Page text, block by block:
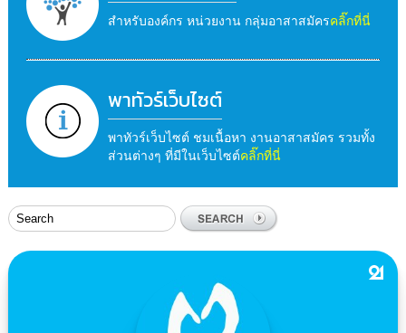
สำหรับองค์กร หน่วยงาน กลุ่มอาสาสมัครคลิ๊กที่นี่
พาทัวร์เว็บไซต์
พาทัวร์เว็บไซต์ ชมเนื้อหา งานอาสาสมัคร รวมทั้ง
ส่วนต่างๆ ที่มีในเว็บไซต์คลิ๊กที่นี่